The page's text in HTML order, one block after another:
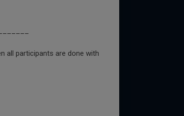
all participants are done with